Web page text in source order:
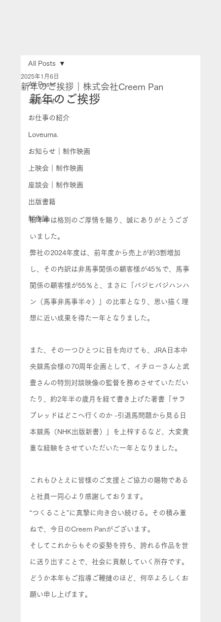
All Posts
お知らせ
お仕事の紹介
Loveuma.
お知らせ｜制作映画
上映会｜制作映画
座談会｜制作映画
出版書籍
制作論
All Posts
新年のご挨拶｜株式会社Creem Pan
2025年1月6日
新年のご挨拶
旧年中は格別のご厚情を賜り、誠にありがとうござ
いました。
弊社の2024年度は、前年度から売上が約3割増加
し、その内訳は非馬事関係の顧客様が45％で、馬事
関係の顧客様が55％と、まさに「バジヒバジハンハ
ン（馬事非馬事半々）」の比率となり、思い描く理
想に近い成果を得た一年となりました。
また、その一つひとつに目を向けても、JRA日本中
央競馬会様の70周年企画として、イチローさんと武
豊さんの特別対談映像の監督を務めさせていただい
たり、約2年半の歳月を経て書き上げた著書「サラ
ブレッドはどこへ行くのか -引退馬問題から見る日
本競馬（NHK出版新書）」を上梓するなど、大変貴
重な経験をさせていただいた一年となりました。
これもひとえに皆様のご支援とご協力の賜物である
と社員一同心より感謝しております。
“つくること”に真摯に向き合い続ける。その積み重
ねで、今日のCreem Panがございます。
そしてこれからもその姿勢を持ち、誇れる作品を世
に送り出すことで、社会に貢献していく所存です。
どうか本年もご指導ご鞭撻のほど、何卒よろしくお
願い申し上げます。